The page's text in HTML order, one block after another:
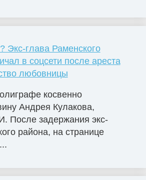
Экс-глава Раменского
в соцсети после ареста
любовницы
косвенно
Андрея Кулакова,
После задержания экс-
района, на странице